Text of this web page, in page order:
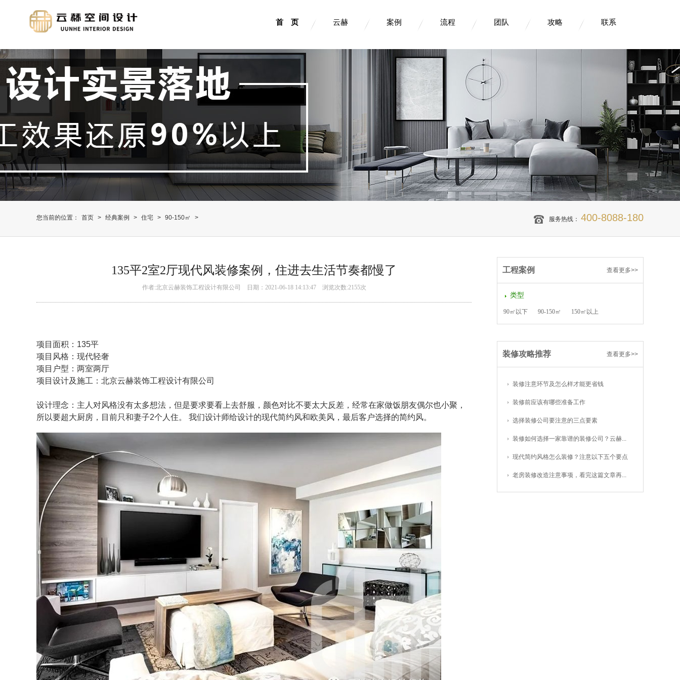
首 页 云赫 案例 流程 团队 攻略 联系
服务热线： 400-8088-180
您当前的位置： 首页 > 经典案例 > 住宅 > 90-150㎡ >
135平2室2厅现代风装修案例，住进去生活节奏都慢了
作者:北京云赫装饰工程设计有限公司 日期：2021-06-18 14:13:47 浏览次数:2155次
项目面积：135平
项目风格：现代轻奢
项目户型：两室两厅
项目设计及施工：北京云赫装饰工程设计有限公司
设计理念：主人对风格没有太多想法，但是要求要看上去舒服，颜色对比不要太大反差，经常在家做饭朋友偶尔也小聚，
所以要超大厨房，目前只和妻子2个人住。 我们设计师给设计的现代简约风和欧美风，最后客户选择的简约风。
查看更多>>
工程案例
类型
90㎡以下 90-150㎡ 150㎡以上
查看更多>>
装修攻略推荐
装修注意环节及怎么样才能更省钱
装修前应该有哪些准备工作
选择装修公司要注意的三点要素
装修如何选择一家靠谱的装修公司？云赫...
现代简约风格怎么装修？注意以下五个要点
老房装修改造注意事项，看完这篇文章再...